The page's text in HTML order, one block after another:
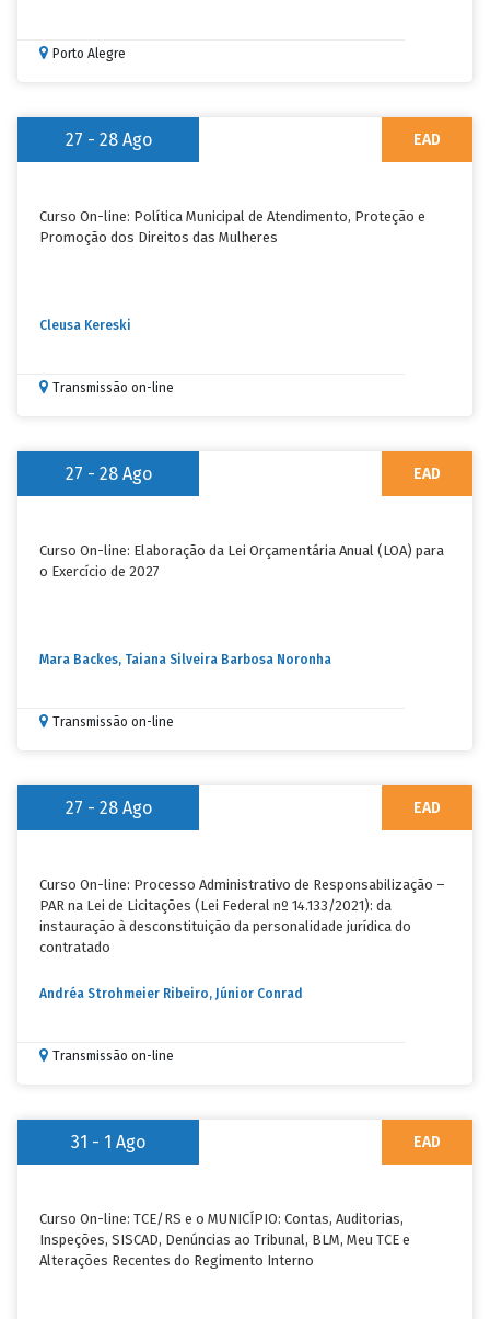
Porto Alegre
27 - 28 Ago EAD
Curso On-line: Política Municipal de Atendimento, Proteção e
Promoção dos Direitos das Mulheres
Cleusa Kereski
Transmissão on-line
27 - 28 Ago EAD
Curso On-line: Elaboração da Lei Orçamentária Anual (LOA) para
o Exercício de 2027
Mara Backes, Taiana Silveira Barbosa Noronha
Transmissão on-line
27 - 28 Ago EAD
Curso On-line: Processo Administrativo de Responsabilização –
PAR na Lei de Licitações (Lei Federal nº 14.133/2021): da
instauração à desconstituição da personalidade jurídica do
contratado
Andréa Strohmeier Ribeiro, Júnior Conrad
Transmissão on-line
31 - 1Ago EAD
Curso On-line: TCE/RS e o MUNICÍPIO: Contas, Auditorias,
Inspeções, SISCAD, Denúncias ao Tribunal, BLM, Meu TCE e
Alterações Recentes do Regimento Interno